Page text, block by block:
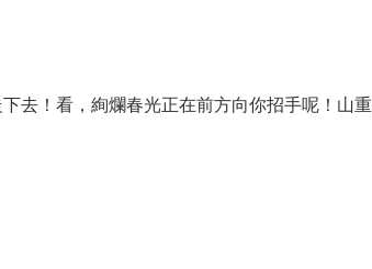
去！看，絢爛春光正在前方向你招手呢！山